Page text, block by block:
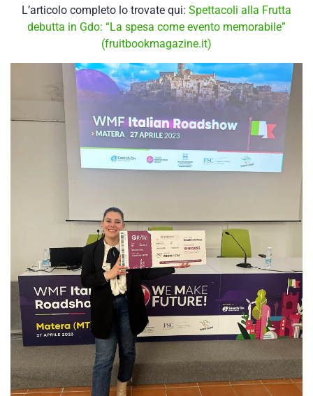
L’articolo completo lo trovate qui: Spettacoli alla Frutta
debutta in Gdo: “La spesa come evento memorabile”
(fruitbookmagazine.it)